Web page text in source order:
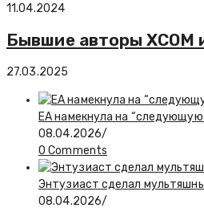
11.04.2024
Бывшие авторы
27.03.2025
EA намекнула на
08.04.2026/
0 Comments
Энтузиаст сделал
08.04.2026/